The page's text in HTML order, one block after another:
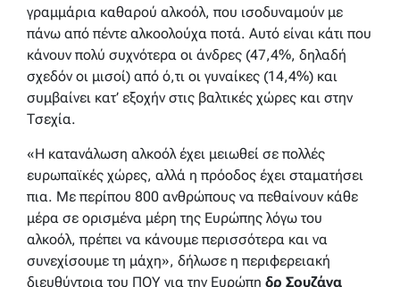
γραμμάρια καθαρού αλκοόλ, που ισοδυναμούν με
πάνω από πέντε αλκοολούχα ποτά. Αυτό είναι κάτι που
κάνουν πολύ συχνότερα οι άνδρες (47,4%, δηλαδή
σχεδόν οι μισοί) από ό,τι οι γυναίκες (14,4%) και
συμβαίνει κατ’ εξοχήν στις βαλτικές χώρες και στην
Τσεχία.
«Η κατανάλωση αλκοόλ έχει μειωθεί σε πολλές
ευρωπαϊκές χώρες, αλλά η πρόοδος έχει σταματήσει
πια. Με περίπου 800 ανθρώπους να πεθαίνουν κάθε
μέρα σε ορισμένα μέρη της Ευρώπης λόγω του
αλκοόλ, πρέπει να κάνουμε περισσότερα και να
συνεχίσουμε τη μάχη», δήλωσε η περιφερειακή
διευθύντρια του ΠΟΥ για την Ευρώπη δρ Σουζάνα